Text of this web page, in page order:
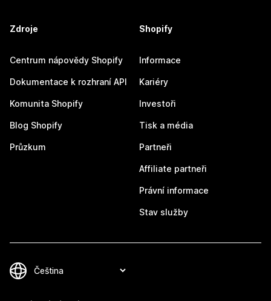
Zdroje
Centrum nápovědy Shopify
Dokumentace k rozhraní API
Komunita Shopify
Blog Shopify
Průzkum
Shopify
Informace
Kariéry
Investoři
Tisk a média
Partneři
Affiliate partneři
Právní informace
Stav služby